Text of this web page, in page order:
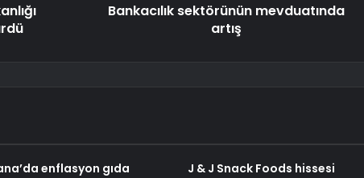
Bankacılık sektörünün mevduatında
artış
enflasyon gıda
J & J Snack Foods hissesi